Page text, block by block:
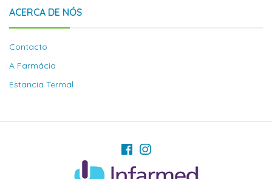
ACERCA DE NÓS
Contacto
A Farmácia
Estancia Termal